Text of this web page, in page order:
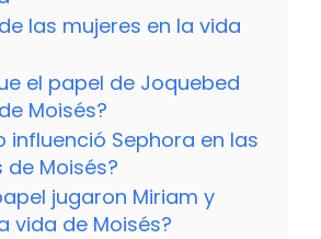
las mujeres en la vida
el papel de Joquebed
Moisés?
influenció Sephora en las
Moisés?
jugaron Miriam y
vida de Moisés?